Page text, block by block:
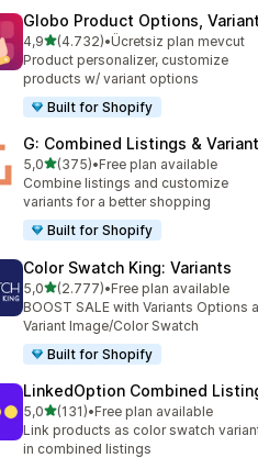
Globo Product Options, Variant
4,95 yıldız üzerinden
(4.732)
toplam 4732 değerlendirme
•Ücretsiz plan mevcut
Product personalizer, customize
products w/ variant options
Built for Shopify
G: Combined Listings & Variant
5,05 yıldız üzerinden
(375)
toplam 375 değerlendirme
•Free plan available
Combine listings and customize
variants for a better shopping
Built for Shopify
Color Swatch King: Variants
5,05 yıldız üzerinden
(2.777)
toplam 2777 değerlendirme
•Free plan available
BOOST SALE with Variants Options
Variant Image/Color Swatch
Built for Shopify
LinkedOption Combined
5,05 yıldız üzerinden
(131)
toplam 131 değerlendirme
•Free plan available
Link products as color swatch
in combined listings